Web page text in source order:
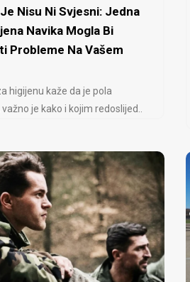
Nisu Ni Svjesni: Jedna
Navika Mogla Bi
Probleme Na Vašem
higijenu kaže da je pola
je kako i kojim redoslijed..